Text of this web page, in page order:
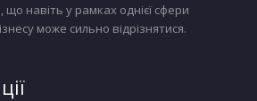
що навіть у рамках однієї сфери
може сильно відрізнятися.